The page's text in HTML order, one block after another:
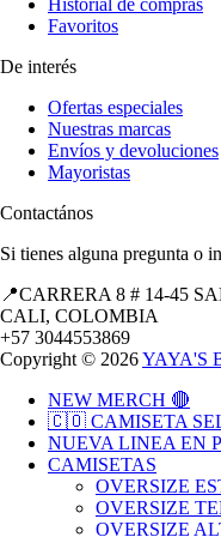
Favoritos
De interés
Ofertas especiales
Nuestras marcas
Envíos y devoluciones
Mayoristas
Contactános
Si tienes alguna pregunta o
📍CARRERA 8 # 14-45
CALI, COLOMBIA
+57 3044553869
Copyright © 2026YAYA'S
NEW MERCH 🔴
🇨🇴 CAMISETA
NUEVA LINEA EN
CAMISETAS
OVERSIZE
OVERSIZE
OVERSIZE